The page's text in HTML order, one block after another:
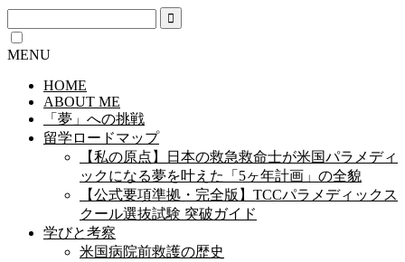
MENU
HOME
ABOUT ME
「夢」への挑戦
留学ロードマップ
【私の原点】日本の救急救命士が米国パラメディ
ックになる夢を叶えた「5ヶ年計画」の全貌
【公式要項準拠・完全版】TCCパラメディックス
クール選抜試験 突破ガイド
学びと考察
米国病院前救護の歴史